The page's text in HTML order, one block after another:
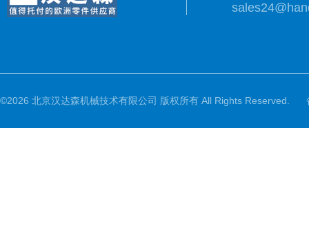
©2026 北京汉达森机械技术有限公司 版权所有 All Rights Reserved.